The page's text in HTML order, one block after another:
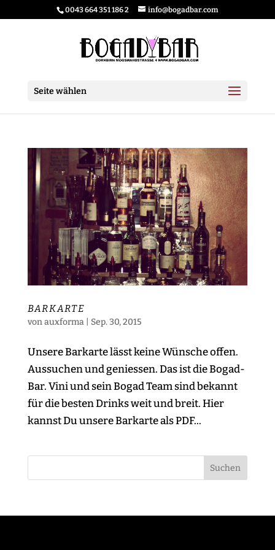
0043 664 351 186 2 info@bogadbar.com
Seite wählen
BARKARTE
vonauxforma| Sep. 30, 2015
Unsere Barkarte lässt keine Wünsche offen.
Aussuchen und geniessen. Das ist die Bogad-
Bar. Vini und sein Bogad Team sind bekannt
für die besten Drinks weit und breit. Hier
kannst Du unsere Barkarte als PDF...